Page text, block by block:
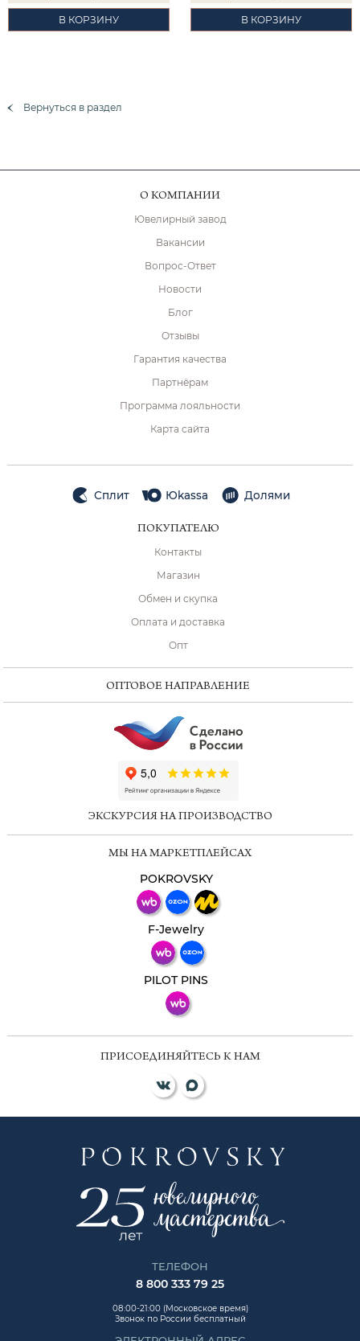
В КОРЗИНУ В КОРЗИНУ
Вернуться в раздел
О КОМПАНИИ
Ювелирный завод
Вакансии
Вопрос-Ответ
Новости
Блог
Отзывы
Гарантия качества
Партнёрам
Программа лояльности
Карта сайта
Сплит Юkassa Долями
ПОКУПАТЕЛЮ
Контакты
Магазин
Обмен и скупка
Оплата и доставка
Опт
ОПТОВОЕ НАПРАВЛЕНИЕ
ЭКСКУРСИЯ НА ПРОИЗВОДСТВО
МЫ НА МАРКЕТПЛЕЙСАХ
POKROVSKY
F-Jewelry
PILOT PINS
ПРИСОЕДИНЯЙТЕСЬ К НАМ
ТЕЛЕФОН
8 800 333 79 25
08:00-21:00 (Московское время)
Звонок по России бесплатный